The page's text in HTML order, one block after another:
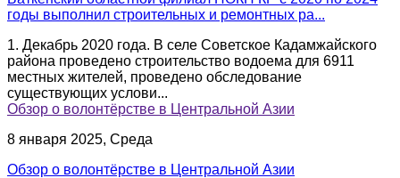
годы выполнил строительных и ремонтных ра...
1. Декабрь 2020 года. В селе Советское Кадамжайского
района проведено строительство водоема для 6911
местных жителей, проведено обследование
существующих услови...
Обзор о волонтёрстве в Центральной Азии
8 января 2025, Среда
Обзор о волонтёрстве в Центральной Азии